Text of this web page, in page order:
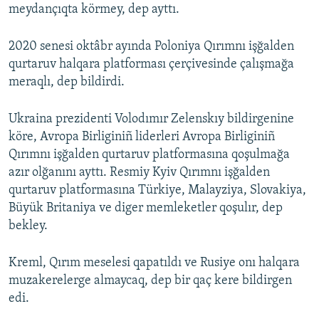
meydançıqta körmey, dep ayttı.
2020 senesi oktâbr ayında Poloniya Qırımnı işğalden
qurtaruv halqara platforması çerçivesinde çalışmağa
meraqlı, dep bildirdi.
Ukraina prezidenti Volodımır Zelenskıy bildirgenine
köre, Avropa Birliginiñ liderleri Avropa Birliginiñ
Qırımnı işğalden qurtaruv platformasına qoşulmağa
azır olğanını ayttı. Resmiy Kyiv Qırımnı işğalden
qurtaruv platformasına Türkiye, Malayziya, Slovakiya,
Büyük Britaniya ve diger memleketler qoşulır, dep
bekley.
Kreml, Qırım meselesi qapatıldı ve Rusiye onı halqara
muzakerelerge almaycaq, dep bir qaç kere bildirgen
edi.